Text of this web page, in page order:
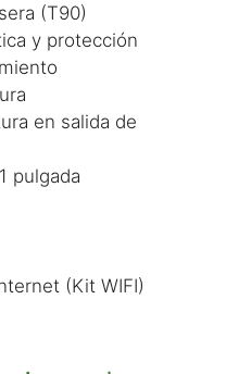
(T90)
y protección
en salida de
pulgada
(Kit WIFI)